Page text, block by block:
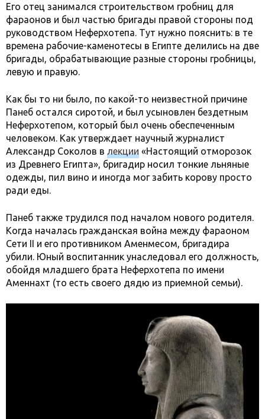
Его отец занимался строительством гробниц для
фараонов и был частью бригады правой стороны под
руководством Неферхотепа. Тут нужно пояснить: в те
времена рабочие-каменотесы в Египте делились на две
бригады, обрабатывающие разные стороны гробницы,
левую и правую.
Как бы то ни было, по какой-то неизвестной причине
Панеб остался сиротой, и был усыновлен бездетным
Неферхотепом, который был очень обеспеченным
человеком. Как утверждает научный журналист
Александр Соколов в лекции «Настоящий отморозок
из Древнего Египта», бригадир носил тонкие льняные
одежды, пил вино и иногда мог забить корову просто
ради еды.
Панеб также трудился под началом нового родителя.
Когда началась гражданская война между фараоном
Сети II и его противником Аменмесом, бригадира
убили. Юный воспитанник унаследовал его должность,
обойдя младшего брата Неферхотепа по имени
Аменнахт (то есть своего дядю из приемной семьи).